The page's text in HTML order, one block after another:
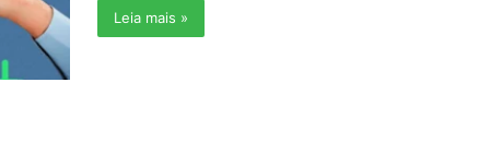
Leia mais »